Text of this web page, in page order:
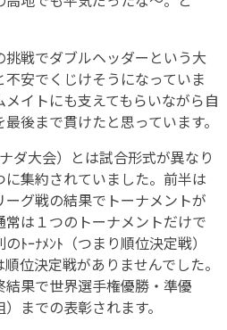
挑戦でダブルヘッダーという大
安でくじけそうになっていま
イトにも支えてもらいながら自
後まで貫けたと思っています。
ダ大会）とは試合形式が異なり
集約されていました。前半は
グ戦の結果でトーナメントが
は１つのトーナメントだけで
ﾄｰﾅﾒﾝﾄ（つまり順位決定戦）
位決定戦がありませんでした。
果で世界選手権優勝・準優
までの表彰されます。